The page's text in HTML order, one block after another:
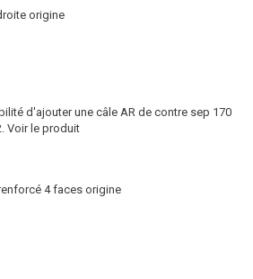
origine
d'ajouter une câle AR de contre sep 170
Voir le produit
4 faces origine